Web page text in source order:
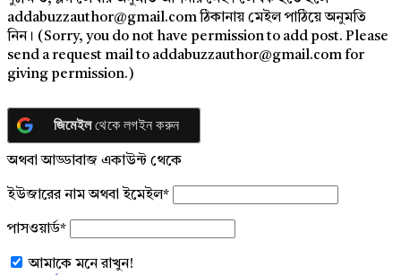
addabuzzauthor@gmail.com ঠিকানায় মেইল পাঠিয়ে অনুমতি
নিন। (Sorry, you do not have permission to add post. Please
send a request mail to addabuzzauthor@gmail.com for
giving permission.)
জিমেইলথেকে লগইন করুন
অথবা আড্ডাবাজ একাউন্ট থেকে
ইউজারের নাম অথবা ইমেইল*
পাসওয়ার্ড*
আমাকে মনে রাখুন!